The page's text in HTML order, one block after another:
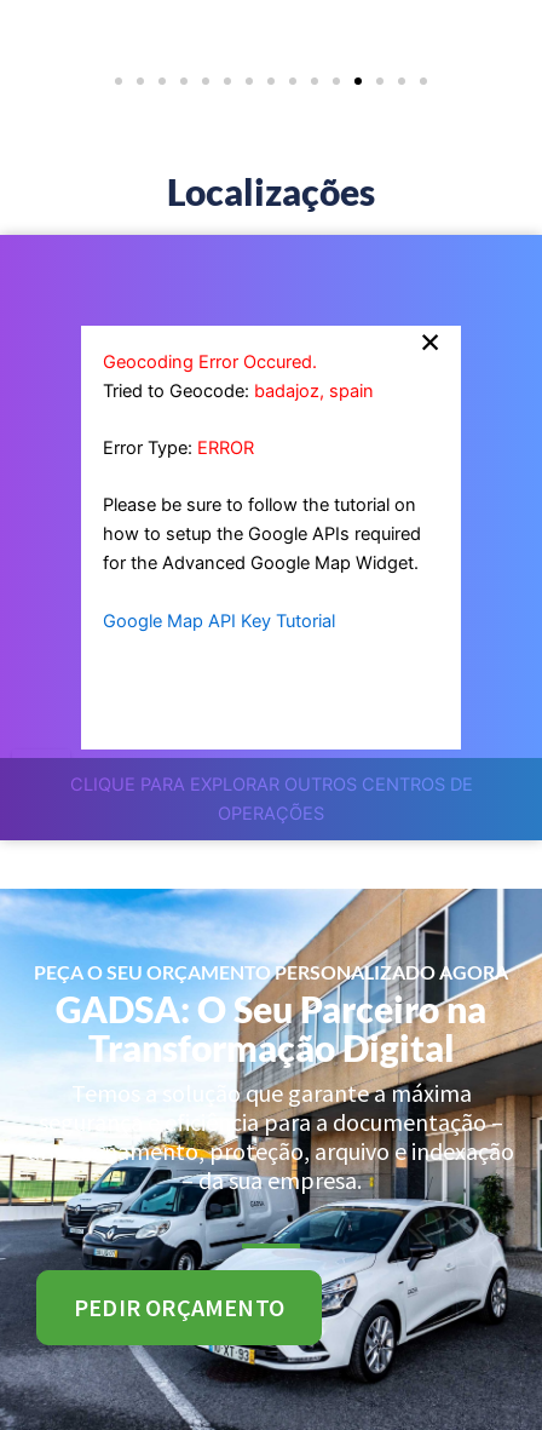
Localizações
CLIQUE PARA EXPLORAR OUTROS CENTROS DE
OPERAÇÕES
×
Geocoding Error Occured.
Tried to Geocode: badajoz, spain
Error Type: ERROR
Please be sure to follow the tutorial on
how to setup the Google APIs required
for the Advanced Google Map Widget.
Google Map API Key Tutorial
PEÇA O SEU ORÇAMENTO PERSONALIZADO AGORA
GADSA: O Seu Parceiro na
Transformação Digital
Temos a solução que garante a máxima
segurança e eficiência para a documentação –
armazenamento, proteção, arquivo e indexação
– da sua empresa.
PEDIR ORÇAMENTO